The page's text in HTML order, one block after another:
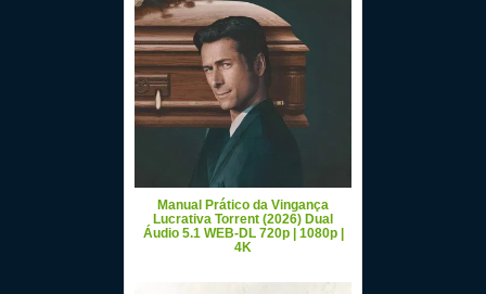
Manual Prático da Vingança
Lucrativa Torrent (2026) Dual
Áudio 5.1 WEB-DL 720p | 1080p |
4K